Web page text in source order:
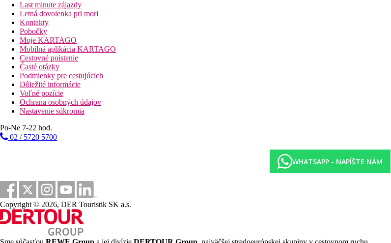
Vzdialenosti
43 km
Vzdialenosť od najbližšieho letiska
bazény
Bar pri bazéne
Fotogaléria
Last minute zájazdy
Letná dovolenka pri mori
Kontakty
Pobočky
Moje KARTAGO
Mobilná aplikácia KARTAGO
Cestovné poistenie
Časté otázky
Podmienky pre cestujúcich
Dôležité informácie
Voľné pozície
Ochrana osobných údajov
Nastavenie súkromia
Po-Ne 7-22 hod.
02 / 5720 5700
WHATSAPP - NAPÍŠTE NÁM
Copyright © 2026, DER Touristik SK a.s.